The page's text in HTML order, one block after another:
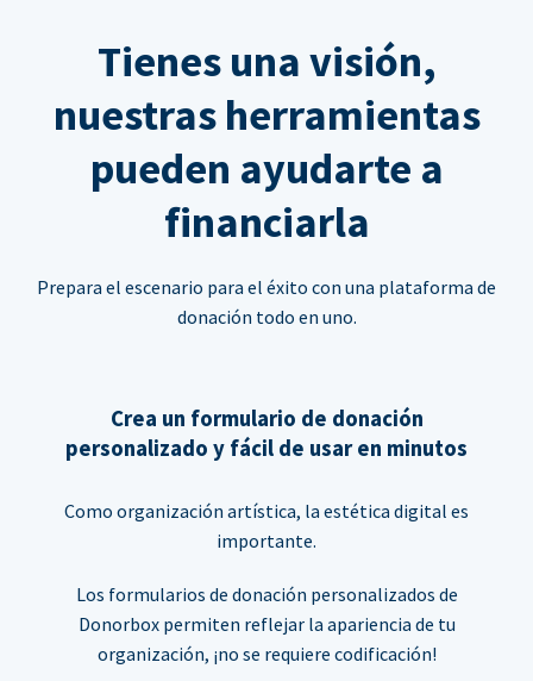
Tienes una visión,
nuestras herramientas
pueden ayudarte a
financiarla
Prepara el escenario para el éxito con una plataforma de
donación todo en uno.
Crea un formulario de donación
personalizado y fácil de usar en minutos
Como organización artística, la estética digital es
importante.
Los formularios de donación personalizados de
Donorbox permiten reflejar la apariencia de tu
organización, ¡no se requiere codificación!